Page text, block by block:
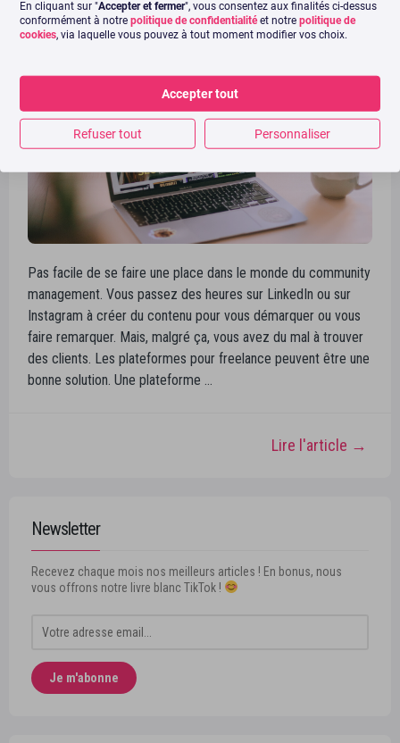
28 mai 2024 Géraldine Sabiani
Pas facile de se faire une place dans le monde du community
management. Vous passez des heures sur LinkedIn ou sur
Instagram à créer du contenu pour vous démarquer ou vous
faire remarquer. Mais, malgré ça, vous avez du mal à trouver
des clients. Les plateformes pour freelance peuvent être une
bonne solution. Une plateforme …
Lire l'article →
Newsletter
Recevez chaque mois nos meilleurs articles ! En bonus, nous
vous offrons notre livre blanc TikTok !
En cliquant sur "Accepter et fermer", vous consentez aux finalités ci-dessus
conformément à notre politique de confidentialitéet notre politique de
cookies, via laquelle vous pouvez à tout moment modifier vos choix.
Accepter tout
Refuser tout Personnaliser